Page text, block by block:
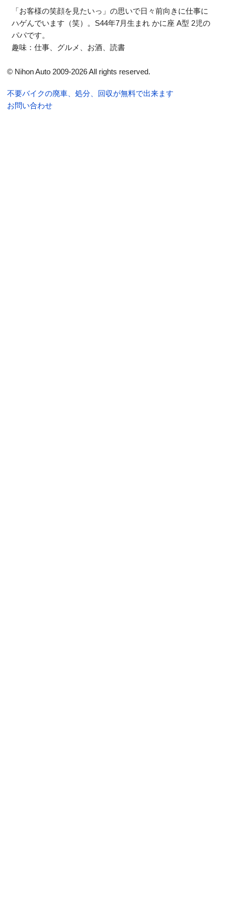
「お客様の笑顔を見たいっ」の思いで日々前向きに仕事に
ハゲんでいます（笑）。S44年7月生まれ かに座 A型 2児の
パパです。
趣味：仕事、グルメ、お酒、読書
© Nihon Auto 2009-2026 All rights reserved.
不要バイクの廃車、処分、回収が無料で出来ます
お問い合わせ